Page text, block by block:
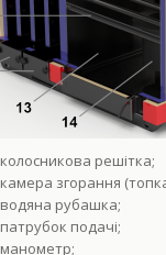
колосникова решітка;
камера згорання
водяна рубашка;
патрубок подачі;
манометр;